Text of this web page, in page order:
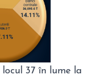
locul 37 în lume la